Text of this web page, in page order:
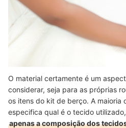
O material certamente é um
considerar, seja para as próprias
os itens do kit de berço. A maioria
especifica qual é o tecido
apenas a composição dos